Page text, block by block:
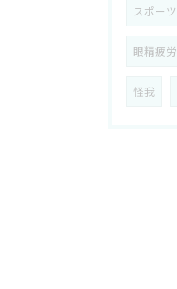
スポーツ
眼精疲労
怪我